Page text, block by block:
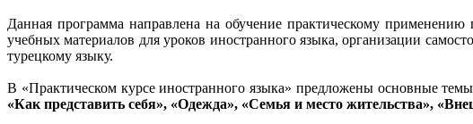
Данная программа направлена на обучение практическому
учебных материалов для уроков иностранного языка, организации
турецкому языку.
В «Практическом курсе иностранного языка» предложены основные
«Как представить себя», «Одежда», «Семья и место жительства»,